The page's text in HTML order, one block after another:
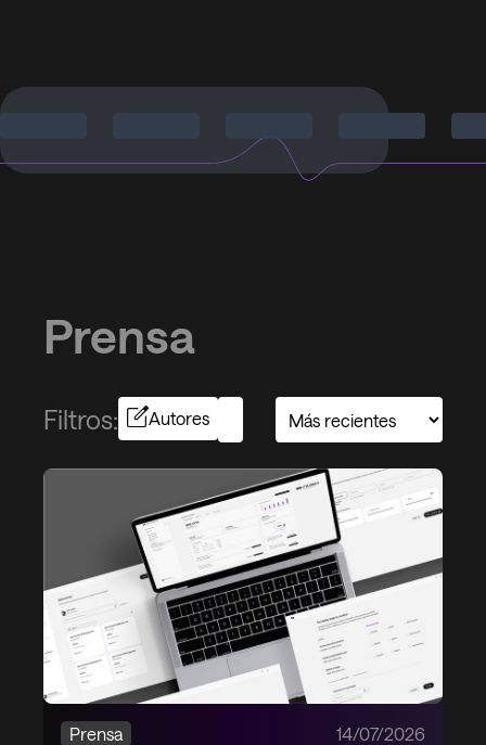
Prensa
Filtros: Autores
Prensa 14/07/2026